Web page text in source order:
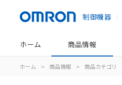
制御機器
ホーム 商品情報
ホーム > 商品情報 > 商品カテゴリ